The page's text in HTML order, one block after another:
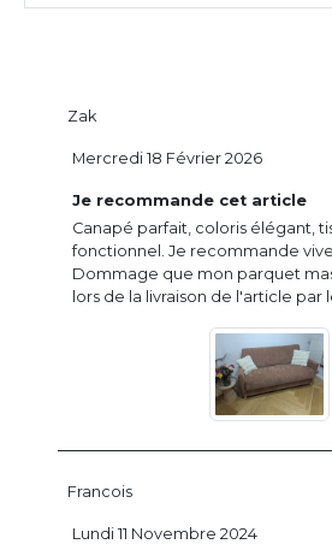
Zak
Je recommande cet article
Canapé parfait, coloris élégant,
fonctionnel. Je recommande
Dommage que mon parquet
lors de la livraison de l'article par
Mercredi 18 Février 2026
Francois
Lundi 11 Novembre 2024